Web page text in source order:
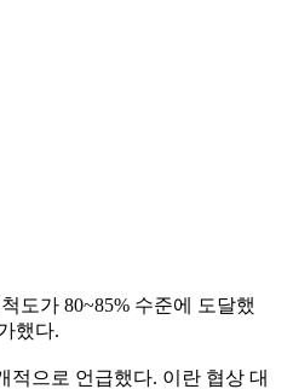
도가 80~85% 수준에 도달했
했다.
적으로 언급했다. 이란 협상 대